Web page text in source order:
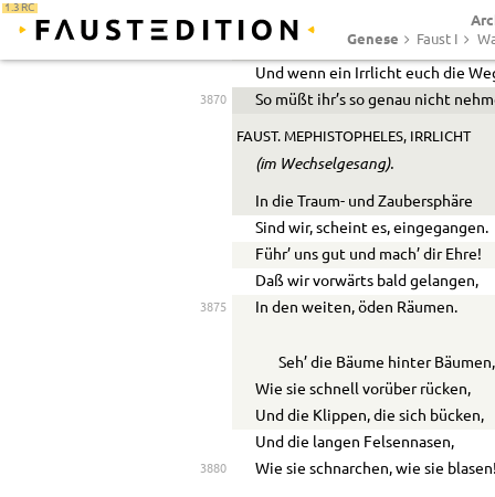
1.3 RC
Genese
Faust I
Und will mich gern nach euch
Allein bedenkt! der Berg ist
Und wenn ein Irrlicht euch die
3870 So müßt ihr’s so genau nicht
FAUST. MEPHISTOPHELES, IRRLICHT
(im Wechselgesang).
In die Traum- und Zaubersphäre
Sind wir, scheint es, eingegangen.
Führ’ uns gut und mach’ dir Ehre!
Daß wir vorwärts bald gelangen,
3875 In den weiten, öden Räumen.
Seh’ die Bäume hinter Bäumen,
Wie sie schnell vorüber rücken,
Und die Klippen, die sich bücken,
Und die langen Felsennasen,
3880 Wie sie schnarchen, wie sie